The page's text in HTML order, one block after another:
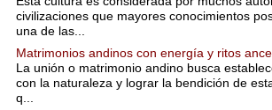
civilizaciones que mayores conocimientos
una de las...
Matrimonios andinos con energía y ritos
La unión o matrimonio andino busca
con la naturaleza y lograr la bendición de
q...